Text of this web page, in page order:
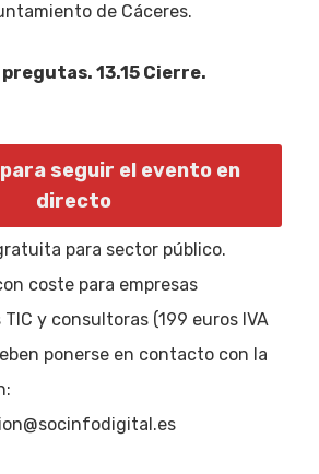
de Cáceres.
13.15 Cierre.
seguir el evento en
directo
para sector público.
coste para empresas
y consultoras (199 euros IVA
ponerse en contacto con la